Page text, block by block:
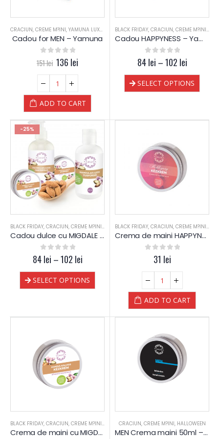
CRACIUN, CREME M?INI, YAMUNA LUXURY
Cadou for MEN – Yamuna
out of 5
151lei 136 lei
ADD TO CART
BLACK FRIDAY, CRACIUN, CREME M?INI,
Cadou HAPPYNESS – Yamuna
0 out of 5
84lei –102 lei
SELECT OPTIONS
-25%
BLACK FRIDAY, CRACIUN, CREME M?INI, MIGDALE,PIELE MIXTA,PIELE SENSIBILA,PIELE
Cadou dulce cu MIGDALE – Yamuna
0 out of 5
84lei –102 lei
SELECT OPTIONS
BLACK FRIDAY, CRACIUN, CREME M?INI,
Crema de maini HAPPYNESS – Yamuna
out of 5
31 lei
ADD TO CART
BLACK FRIDAY, CRACIUN, CREME M?INI, MIGDALE,PIELE MIXTA,PIELE SENSIBILA,PIELE
Crema de maini cu MIGDALE – Yamuna
CRACIUN, CREME M?INI, HALLOWEEN
MEN Crema maini 50ml – Yamuna